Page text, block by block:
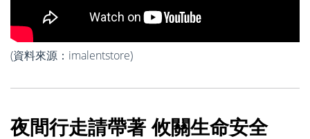
(資料來源： imalentstore)
夜間行走請帶著 攸關生命安全